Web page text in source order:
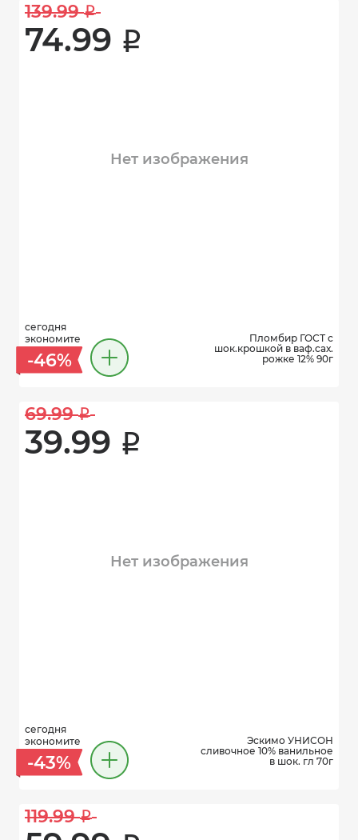
139.99 i
74.99 i
Нет изображения
сегодня
экономите
-46%
Пломбир ГОСТ с
шок.крошкой в ваф.сах.
рожке 12% 90г
69.99 i
39.99 i
Нет изображения
сегодня
экономите
-43%
Эскимо УНИСОН
сливочное 10% ванильное
в шок. гл 70г
119.99 i